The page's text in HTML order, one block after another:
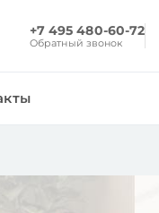
+7 495 480-60-72
Обратный звонок